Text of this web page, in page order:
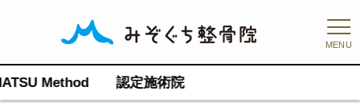
MENU
Method 認定施術院